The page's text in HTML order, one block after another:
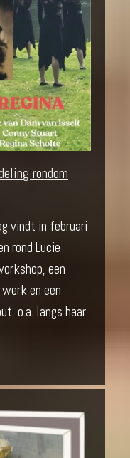
rondom
vindt in februari
rond Lucie
een
en een
o.a. langs haar